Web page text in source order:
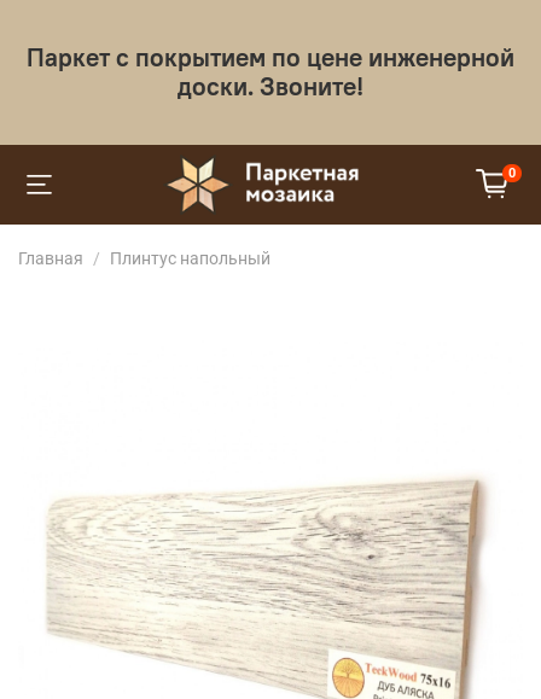
Паркет с покрытием по цене инженерной
доски. Звоните!
0
Главная Плинтус напольный